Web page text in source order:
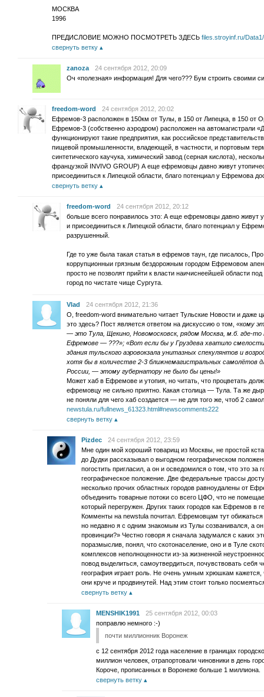
МОСКВА
1996
ПРЕДИСЛОВИЕ МОЖНО ПОСМОТРЕТЬ ЗДЕСЬ files.stroyinf.ru/
свернуть ветку
zanoza
24 сентября 2012, 20:09
Оч «полезная» информация! Для чего??? Бум строить своими
freedom-word
24 сентября 2012, 20:02
Ефремов-3 расположен в 150км от Тулы, в 150 от Липецка, в 150 от
Ефремов-3 (собственно аэродром) расположен на автомагистрали
функционируют такие предприятия, как российское
пищевой промышленности, владеющей, в частности, и портовым
синтетического каучука, химический завод (серная кислота),
французкой INVIVO GROUP) А еще ефремовцы давно живут
присоединиться к Липецкой области, благо потенциал у Ефремова
свернуть ветку
freedom-word
24 сентября 2012, 20:12
больше всего понравилось это: А еще ефремовцы давно живут
и присоединиться к Липецкой области, благо потенциал у
разрушенный.
Где то уже была такая статья в ефремов таун, где писалось,
коррупционныи грязным бездорожным городом Ефремовом
просто не позволят прийти к власти наичиснеейшей области
город по чистате чище Сургута.
Vlad
24 сентября 2012, 21:36
О, freedom-word внимательно читает Тульские Новости и даже
это здесь? Пост является ответом на дискуссию о том, «кому
— это Тула, Щекино, Новомосковск, рядом Москва, м.б. где-то
Ефремове — ???»; «Вот если бы у Груздева хватило
здания тульского аэровокзала унитазных спекулянтов и
хотя бы в количестве 2-3 ближнемагистральных самолётов
России, — этому губернатору не было бы цены!»
Может хаб в Ефремове и утопия, но читать, что процветать
ефремовцу не сильно приятно. Какая столица — Тула. Та же
не поняли для чего хаб создается — не для того же, чтоб 2
newstula.ru/fullnews_61323.html#newscomments222
свернуть ветку
Pizdec
24 сентября 2012, 23:59
Мне один мой хороший товарищ из Москвы, не простой
до Дудки рассказывал о выгодном географическом
погостить пригласил, а он и осведомился о том, что это
географическое положение. Две федеральные трассы
несколько прочих областных городов равноудалены от
объединить товарные потоки со всего ЦФО, что не
который перегружен. Других таких городов как Ефремов в
Комменты на newstula почитал. Ефремовцам тут
но недавно я с одним знакомым из Тулы созванивался, а
провинции?» Честно говоря я сначала задумался с каких
поразмыслив, понял, что скотонаселение, оно и в Туле
комплексов неполноценности из-за жизненной
повод выделиться, самоутвердиться, почувствовать себя
география играет роль. Не очень умным хрюшкам кажется,
они круче и продвинутей. Над этим стоит только
свернуть ветку
MENSHIK1991
25 сентября 2012, 00:03
поправлю немного :-)
почти миллионник Воронеж
с 12 сентября 2012 года население в границах
миллион человек, отрапортовали чиновники в день
Короче, прописанных в Воронеже больше 1 миллиона.
свернуть ветку